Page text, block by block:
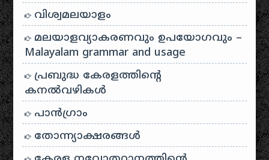
വിശ്വമലയാളം
മലയാളവ്യാകരണവും ഉപയോഗവും –
Malayalam grammar and usage
പ്രബുദ്ധ കേരളത്തിന്റെ
കനൽവഴികൾ
പാന്‍ഗ്രാം
തോന്ന്യാക്ഷരങ്ങള്‍